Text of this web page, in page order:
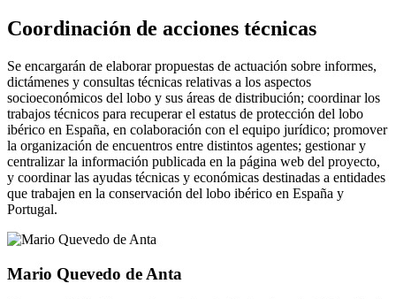
Coordinación de acciones técnicas
Se encargarán de elaborar propuestas de actuación sobre informes,
dictámenes y consultas técnicas relativas a los aspectos
socioeconómicos del lobo y sus áreas de distribución; coordinar los
trabajos técnicos para recuperar el estatus de protección del lobo
ibérico en España, en colaboración con el equipo jurídico; promover
la organización de encuentros entre distintos agentes; gestionar y
centralizar la información publicada en la página web del proyecto,
y coordinar las ayudas técnicas y económicas destinadas a entidades
que trabajen en la conservación del lobo ibérico en España y
Portugal.
Mario Quevedo de Anta